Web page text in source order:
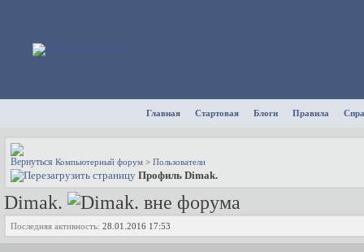
Главная Стартовая Блоги Правила
Компьютерный форум > Пользователи
Профиль Dimak.
Dimak.
Последняя активность: 28.01.2016 17:53